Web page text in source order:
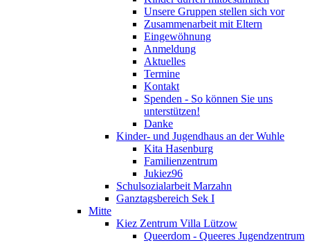
Unsere Gruppen stellen sich vor
Zusammenarbeit mit Eltern
Eingewöhnung
Anmeldung
Aktuelles
Termine
Kontakt
Spenden - So können Sie uns
unterstützen!
Danke
Kinder- und Jugendhaus an der Wuhle
Kita Hasenburg
Familienzentrum
Jukiez96
Schulsozialarbeit Marzahn
Ganztagsbereich Sek I
Mitte
Kiez Zentrum Villa Lützow
Queerdom - Queeres Jugendzentrum